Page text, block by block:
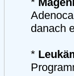
danach
*